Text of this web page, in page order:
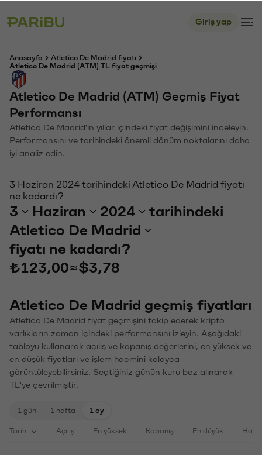
Giriş yap
Anasayfa
Atletico De Madrid fiyatı
Atletico De Madrid (ATM) TL fiyat geçmişi
Atletico De Madrid (ATM) Geçmiş Fiyat
Performansı
Atletico De Madrid'in yıllar içindeki fiyat değişimini inceleyin.
Performansını ve tarihindeki önemli dönüm noktalarını daha
iyi analiz edin.
3 Haziran 2024 tarihindeki Atletico De Madrid fiyatı
ne kadardı?
3 Haziran 2024
tarihindeki
Atletico De Madrid
fiyatı ne kadardı?
₺123,00≈$3,78
Atletico De Madrid geçmiş fiyatları
Atletico De Madrid fiyat geçmişini takip ederek kripto
varlıkların zaman içindeki performansını izleyin. Aşağıdaki
tabloyu kullanarak açılış ve kapanış değerlerini, en yüksek ve
en düşük fiyatları ve işlem hacmini kolayca
görüntüleyebilirsiniz. Seçtiğiniz günün kuru baz alınarak
TL'ye çevrilmiştir.
1 gün 1 hafta 1 ay
Tarih Açılış En yüksek Kapanış En düşük